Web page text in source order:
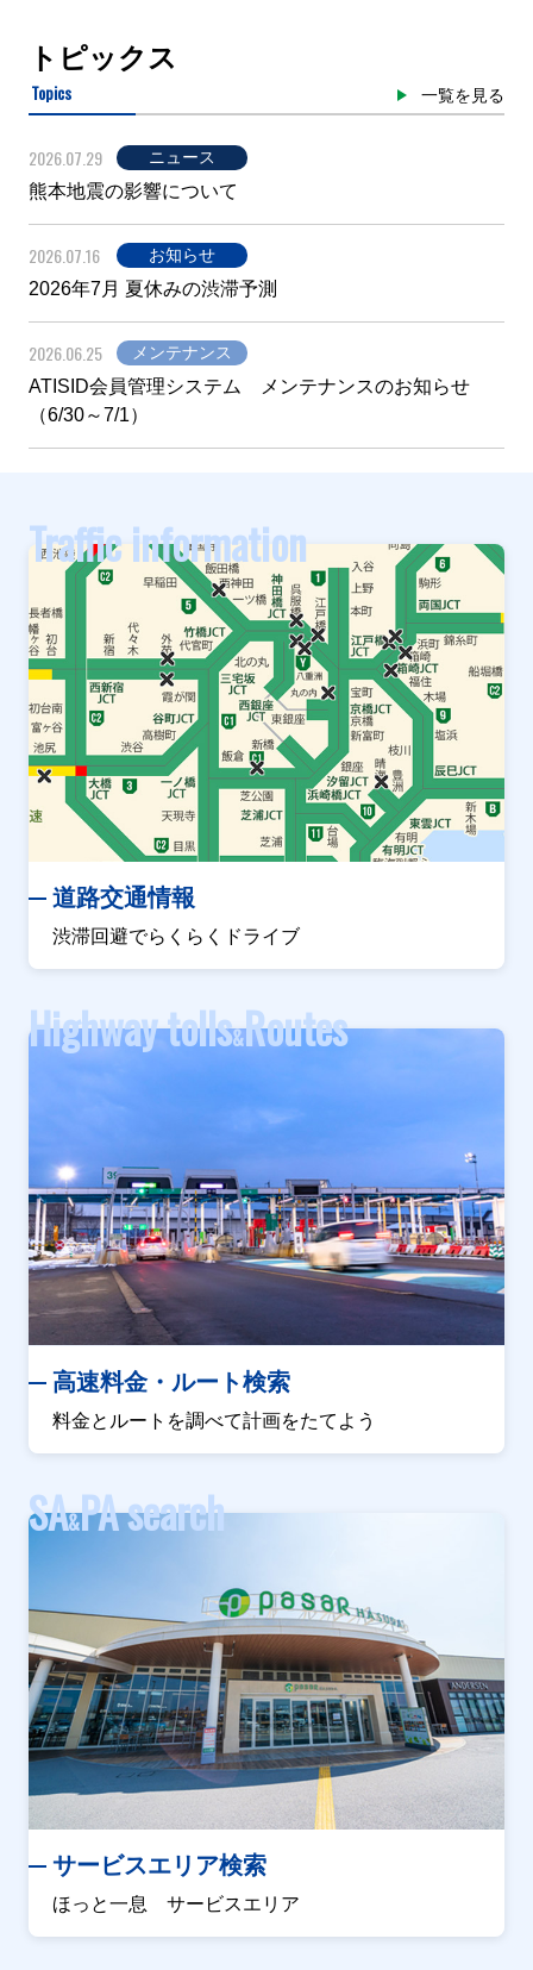
トピックス
Topics 一覧を見る
2026.07.29 ニュース
熊本地震の影響について
2026.07.16 お知らせ
2026年7月 夏休みの渋滞予測
2026.06.25 メンテナンス
ATISID会員管理システム メンテナンスのお知らせ
（6/30～7/1）
Traffic information
道路交通情報
渋滞回避でらくらくドライブ
Highway tolls&Routes
高速料金・ルート検索
料金とルートを調べて計画をたてよう
SA&PA search
サービスエリア検索
ほっと一息 サービスエリア